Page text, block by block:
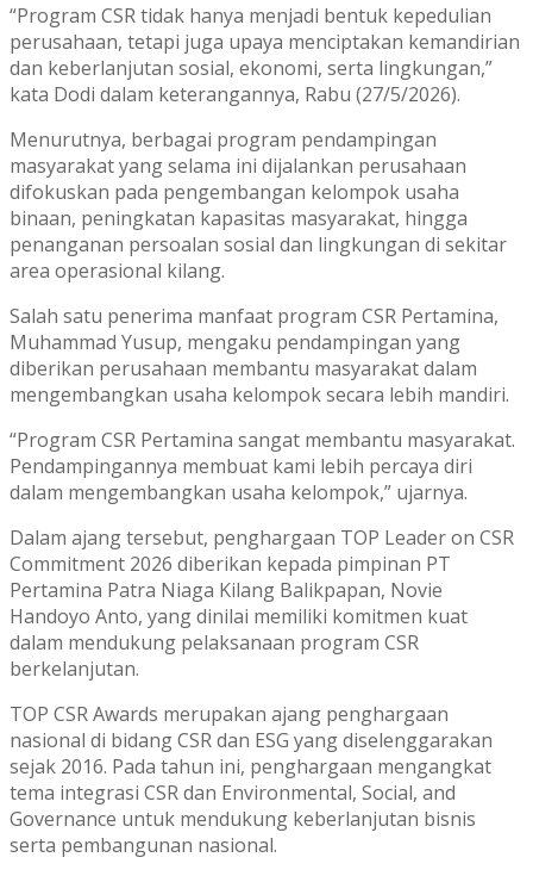
“Program CSR tidak hanya menjadi bentuk kepedulian
perusahaan, tetapi juga upaya menciptakan kemandirian
dan keberlanjutan sosial, ekonomi, serta lingkungan,”
kata Dodi dalam keterangannya, Rabu (27/5/2026).
Menurutnya, berbagai program pendampingan
masyarakat yang selama ini dijalankan perusahaan
difokuskan pada pengembangan kelompok usaha
binaan, peningkatan kapasitas masyarakat, hingga
penanganan persoalan sosial dan lingkungan di sekitar
area operasional kilang.
Salah satu penerima manfaat program CSR Pertamina,
Muhammad Yusup, mengaku pendampingan yang
diberikan perusahaan membantu masyarakat dalam
mengembangkan usaha kelompok secara lebih mandiri.
“Program CSR Pertamina sangat membantu masyarakat.
Pendampingannya membuat kami lebih percaya diri
dalam mengembangkan usaha kelompok,” ujarnya.
Dalam ajang tersebut, penghargaan TOP Leader on CSR
Commitment 2026 diberikan kepada pimpinan PT
Pertamina Patra Niaga Kilang Balikpapan, Novie
Handoyo Anto, yang dinilai memiliki komitmen kuat
dalam mendukung pelaksanaan program CSR
berkelanjutan.
TOP CSR Awards merupakan ajang penghargaan
nasional di bidang CSR dan ESG yang diselenggarakan
sejak 2016. Pada tahun ini, penghargaan mengangkat
tema integrasi CSR dan Environmental, Social, and
Governance untuk mendukung keberlanjutan bisnis
serta pembangunan nasional.